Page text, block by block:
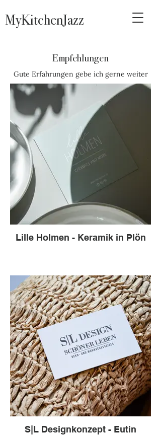
MyKitchenJazz
Empfehlungen
Gute Erfahrungen gebe ich gerne weiter
Lille Holmen - Keramik in Plön
S|L Designkonzept - Eutin